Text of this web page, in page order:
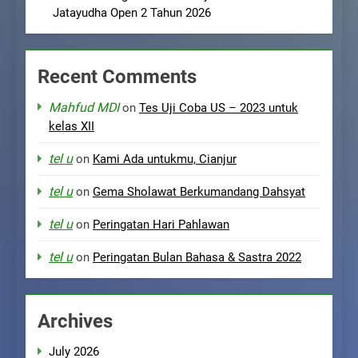
Jatayudha Open 2 Tahun 2026
Recent Comments
Mahfud MDIon Tes Uji Coba US – 2023 untuk
kelas XII
tel uon Kami Ada untukmu, Cianjur
tel uon Gema Sholawat Berkumandang Dahsyat
tel uon Peringatan Hari Pahlawan
tel uon Peringatan Bulan Bahasa & Sastra 2022
Archives
July 2026